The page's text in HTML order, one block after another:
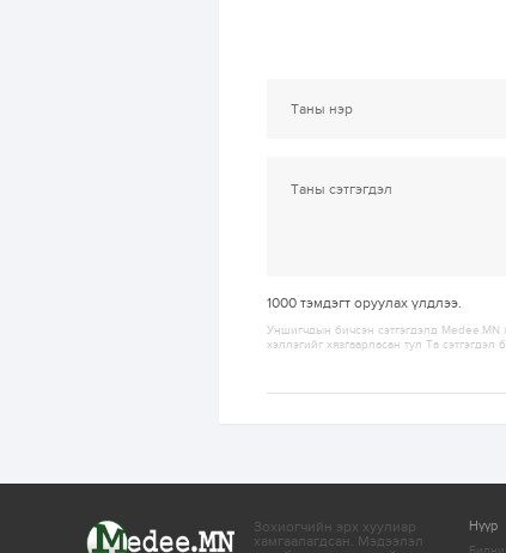
1000 тэмдэгт оруулах үлдлээ.
Уншигчдын бичсэн сэтгэгдэлд
хэллэгийг хязгаарласан тул Та
Зохиогчийн эрх хуулиар
хамгаалагдсан. Мэдээлэл
Нүүр